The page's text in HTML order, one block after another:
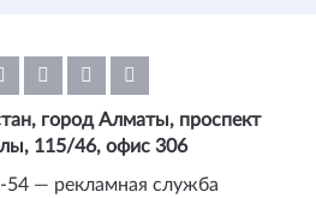
город Алматы, проспект
115/46, офис 306
54 — рекламная служба